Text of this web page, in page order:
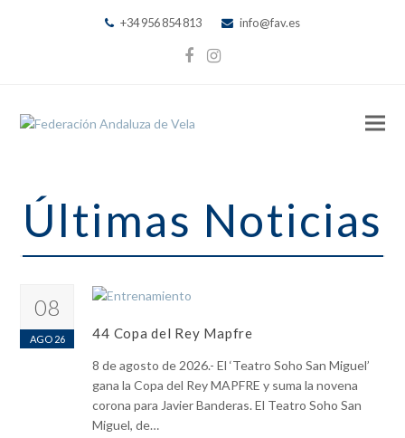
+34 956 854 813 info@fav.es
Facebook
Instagram
Últimas Noticias
08
AGO 26 44 Copa del Rey Mapfre
8 de agosto de 2026.- El ‘Teatro Soho San Miguel’
gana la Copa del Rey MAPFRE y suma la novena
corona para Javier Banderas. El Teatro Soho San
Miguel, de…